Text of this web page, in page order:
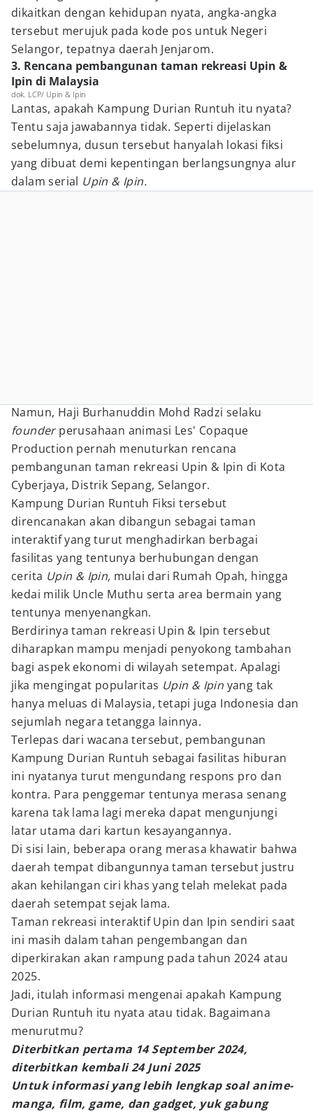
dikaitkan dengan kehidupan nyata, angka-angka
tersebut merujuk pada kode pos untuk Negeri
Selangor, tepatnya daerah Jenjarom.
3. Rencana pembangunan taman rekreasi Upin &
Ipin di Malaysia
dok. LCP/ Upin & Ipin
Lantas, apakah Kampung Durian Runtuh itu nyata?
Tentu saja jawabannya tidak. Seperti dijelaskan
sebelumnya, dusun tersebut hanyalah lokasi fiksi
yang dibuat demi kepentingan berlangsungnya alur
dalam serial Upin & Ipin.
Namun, Haji Burhanuddin Mohd Radzi selaku
founderperusahaan animasi Les' Copaque
Production pernah menuturkan rencana
pembangunan taman rekreasi Upin & Ipin di Kota
Cyberjaya, Distrik Sepang, Selangor.
Kampung Durian Runtuh Fiksi tersebut
direncanakan akan dibangun sebagai taman
interaktif yang turut menghadirkan berbagai
fasilitas yang tentunya berhubungan dengan
cerita Upin & Ipin, mulai dari Rumah Opah, hingga
kedai milik Uncle Muthu serta area bermain yang
tentunya menyenangkan.
Berdirinya taman rekreasi Upin & Ipin tersebut
diharapkan mampu menjadi penyokong tambahan
bagi aspek ekonomi di wilayah setempat. Apalagi
jika mengingat popularitas Upin & Ipin yang tak
hanya meluas di Malaysia, tetapi juga Indonesia dan
sejumlah negara tetangga lainnya.
Terlepas dari wacana tersebut, pembangunan
Kampung Durian Runtuh sebagai fasilitas hiburan
ini nyatanya turut mengundang respons pro dan
kontra. Para penggemar tentunya merasa senang
karena tak lama lagi mereka dapat mengunjungi
latar utama dari kartun kesayangannya.
Di sisi lain, beberapa orang merasa khawatir bahwa
daerah tempat dibangunnya taman tersebut justru
akan kehilangan ciri khas yang telah melekat pada
daerah setempat sejak lama.
Taman rekreasi interaktif Upin dan Ipin sendiri saat
ini masih dalam tahan pengembangan dan
diperkirakan akan rampung pada tahun 2024 atau
2025.
Jadi, itulah informasi mengenai apakah Kampung
Durian Runtuh itu nyata atau tidak. Bagaimana
menurutmu?
Diterbitkan pertama 14 September 2024,
diterbitkan kembali 24 Juni 2025
Untuk informasi yang lebih lengkap soal anime-
manga, film, game, dan gadget, yuk gabung